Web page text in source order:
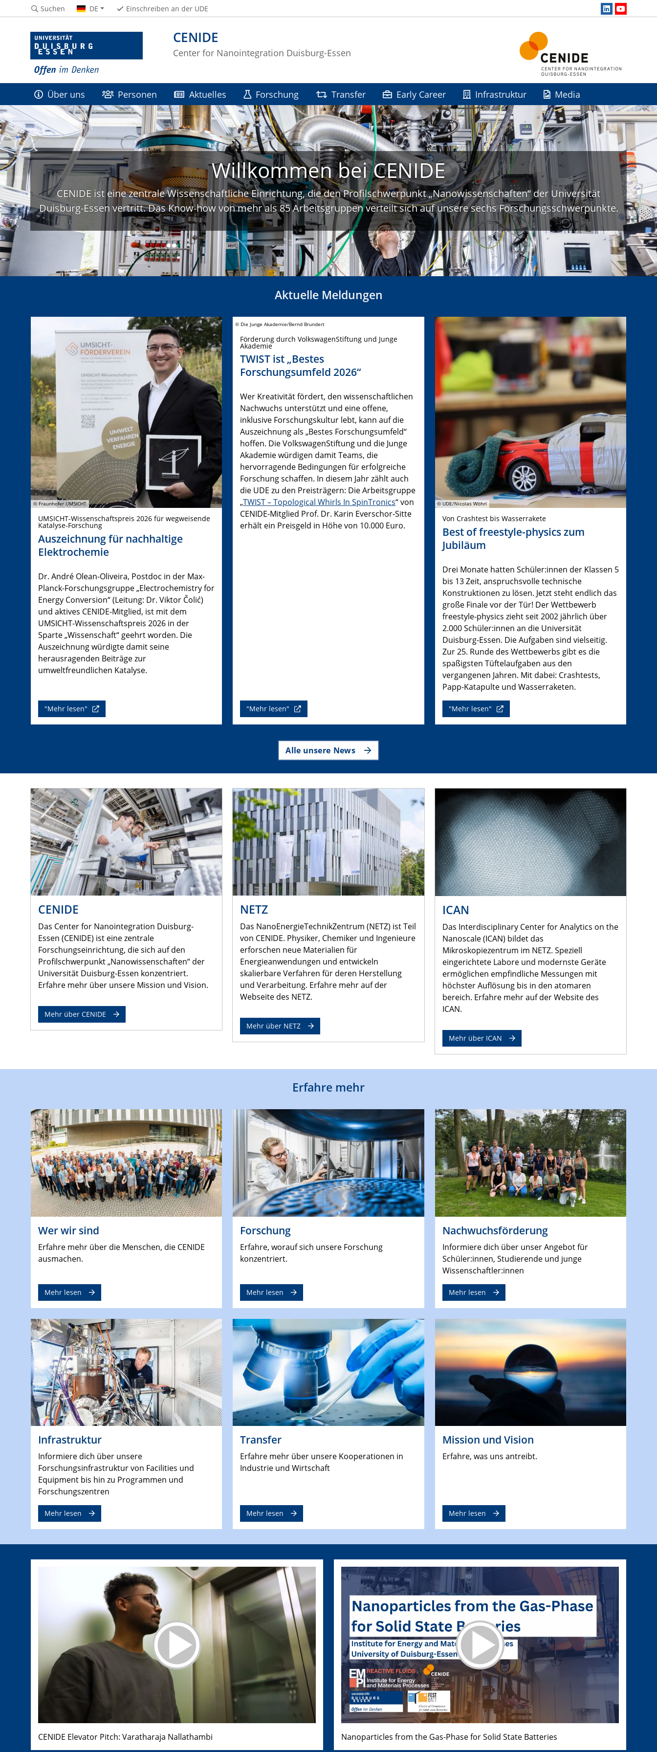
CENIDE
Center for Nanointegration Duisburg-Essen
Suchen DE Einschreiben an der UDE
Über uns Personen Aktuelles Forschung Transfer Early Career Infrastruktur Media
Willkommen bei CENIDE
CENIDE ist eine zentrale Wissenschaftliche Einrichtung, die den Profilschwerpunkt „Nanowissenschaften“ der Universität
Duisburg-Essen vertritt. Das Know-how von mehr als 85 Arbeitsgruppen verteilt sich auf unsere sechs Forschungsschwerpunkte.
Aktuelle Meldungen
© Fraunhofer UMSICHT
UMSICHT-Wissenschaftspreis 2026 für wegweisende
Katalyse-Forschung
Auszeichnung für nachhaltige
Elektrochemie
Dr. André Olean-Oliveira, Postdoc in der Max-
Planck-Forschungsgruppe „Electrochemistry for
Energy Conversion“ (Leitung: Dr. Viktor Čolić)
und aktives CENIDE-Mitglied, ist mit dem
UMSICHT-Wissenschaftspreis 2026 in der
Sparte „Wissenschaft“ geehrt worden. Die
Auszeichnung würdigte damit seine
herausragenden Beiträge zur
umweltfreundlichen Katalyse.
"Mehr lesen"
© Die Junge Akademie/Bernd Brundert
Förderung durch VolkswagenStiftung und Junge
Akademie
TWIST ist „Bestes
Forschungsumfeld 2026“
Wer Kreativität fördert, den wissenschaftlichen
Nachwuchs unterstützt und eine offene,
inklusive Forschungskultur lebt, kann auf die
Auszeichnung als „Bestes Forschungsumfeld“
hoffen. Die VolkswagenStiftung und die Junge
Akademie würdigen damit Teams, die
hervorragende Bedingungen für erfolgreiche
Forschung schaffen. In diesem Jahr zählt auch
die UDE zu den Preisträgern: Die Arbeitsgruppe
„TWIST – Topological Whirls In SpinTronics“ von
CENIDE-Mitglied Prof. Dr. Karin Everschor-Sitte
erhält ein Preisgeld in Höhe von 10.000 Euro.
"Mehr lesen"
© UDE/Nicolas Wöhrl
Von Crashtest bis Wasserrakete
Best of freestyle-physics zum
Jubiläum
Drei Monate hatten Schüler:innen der Klassen 5
bis 13 Zeit, anspruchsvolle technische
Konstruktionen zu lösen. Jetzt steht endlich das
große Finale vor der Tür! Der Wettbewerb
freestyle-physics zieht seit 2002 jährlich über
2.000 Schüler:innen an die Universität
Duisburg-Essen. Die Aufgaben sind vielseitig.
Zur 25. Runde des Wettbewerbs gibt es die
spaßigsten Tüftelaufgaben aus den
vergangenen Jahren. Mit dabei: Crashtests,
Papp-Katapulte und Wasserraketen.
"Mehr lesen"
Alle unsere News
CENIDE
Das Center for Nanointegration Duisburg-
Essen (CENIDE) ist eine zentrale
Forschungseinrichtung, die sich auf den
Profilschwerpunkt „Nanowissenschaften“ der
Universität Duisburg-Essen konzentriert.
Erfahre mehr über unsere Mission und Vision.
Mehr über CENIDE
NETZ
Das NanoEnergieTechnikZentrum (NETZ) ist Teil
von CENIDE. Physiker, Chemiker und Ingenieure
erforschen neue Materialien für
Energieanwendungen und entwickeln
skalierbare Verfahren für deren Herstellung
und Verarbeitung. Erfahre mehr auf der
Webseite des NETZ.
Mehr über NETZ
ICAN
Das Interdisciplinary Center for Analytics on the
Nanoscale (ICAN) bildet das
Mikroskopiezentrum im NETZ. Speziell
eingerichtete Labore und modernste Geräte
ermöglichen empfindliche Messungen mit
höchster Auflösung bis in den atomaren
bereich. Erfahre mehr auf der Website des
ICAN.
Mehr über ICAN
Erfahre mehr
Wer wir sind
Erfahre mehr über die Menschen, die CENIDE
ausmachen.
Mehr lesen
Forschung
Erfahre, worauf sich unsere Forschung
konzentriert.
Mehr lesen
Nachwuchsförderung
Informiere dich über unser Angebot für
Schüler:innen, Studierende und junge
Wissenschaftler:innen
Mehr lesen
Infrastruktur
Informiere dich über unsere
Forschungsinfrastruktur von Facilities und
Equipment bis hin zu Programmen und
Forschungszentren
Mehr lesen
Transfer
Erfahre mehr über unsere Kooperationen in
Industrie und Wirtschaft
Mehr lesen
Mission und Vision
Erfahre, was uns antreibt.
Mehr lesen
CENIDE Elevator Pitch: Varatharaja Nallathambi Nanoparticles from the Gas-Phase for Solid State Batteries